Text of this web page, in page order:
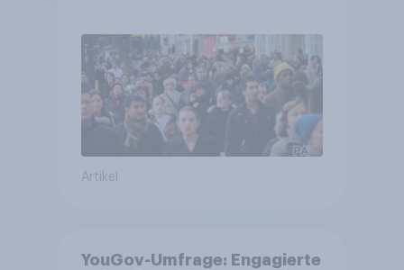
Artikel
YouGov-Umfrage: Engagierte